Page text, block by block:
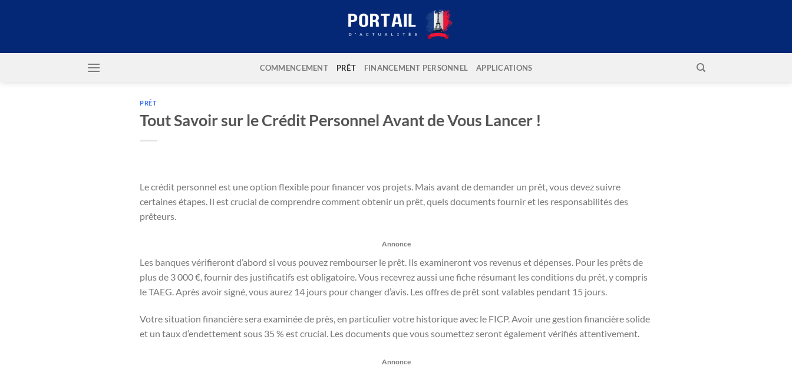
COMMENCEMENT PRÊT FINANCEMENT PERSONNEL APPLICATIONS
PRÊT
Tout Savoir sur le Crédit Personnel Avant de Vous Lancer !
Le crédit personnel est une option flexible pour financer vos projets. Mais avant de demander un prêt, vous devez suivre
certaines étapes. Il est crucial de comprendre comment obtenir un prêt, quels documents fournir et les responsabilités des
prêteurs.
Annonce
Les banques vérifieront d’abord si vous pouvez rembourser le prêt. Ils examineront vos revenus et dépenses. Pour les prêts de
plus de 3 000 €, fournir des justificatifs est obligatoire. Vous recevrez aussi une fiche résumant les conditions du prêt, y compris
le TAEG. Après avoir signé, vous aurez 14 jours pour changer d’avis. Les offres de prêt sont valables pendant 15 jours.
Votre situation financière sera examinée de près, en particulier votre historique avec le FICP. Avoir une gestion financière solide
et un taux d’endettement sous 35 % est crucial. Les documents que vous soumettez seront également vérifiés attentivement.
Annonce